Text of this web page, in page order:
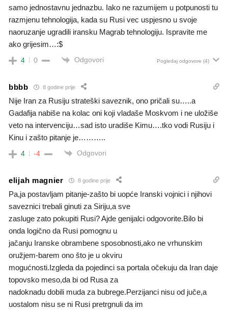
samo jednostavnu jednazbu. Iako ne razumijem u potpunosti tu
razmjenu tehnologija, kada su Rusi vec uspjesno u svoje
naoruzanje ugradili iransku Magrab tehnologiju. Ispravite me
ako grijesim…:$
4 0 Odgovori Pogledaj odgovore (4)
bbbb 8 godine prije
Nije Iran za Rusiju strateški saveznik, ono pričali su…..a
Gadafija nabiše na kolac oni koji vladaše Moskvom i ne uložiše
veto na intervenciju…sad isto uradiše Kimu….tko vodi Rusiju i
Kinu i zašto pitanje je………..
4 -4 Odgovori
elijah magnier 8 godine prije
Pa,ja postavljam pitanje-zašto bi uopće Iranski vojnici i njihovi
saveznici trebali ginuti za Siriju,a sve
zasluge zato pokupiti Rusi? Ajde genijalci odgovorite.Bilo bi
onda logično da Rusi pomognu u
jačanju Iranske obrambene sposobnosti,ako ne vrhunskim
oružjem-barem ono što je u okviru
mogućnosti.Izgleda da pojedinci sa portala očekuju da Iran daje
topovsko meso,da bi od Rusa za
nadoknadu dobili muda za bubrege.Perzijanci nisu od juče,a
uostalom nisu se ni Rusi pretrgnuli da im